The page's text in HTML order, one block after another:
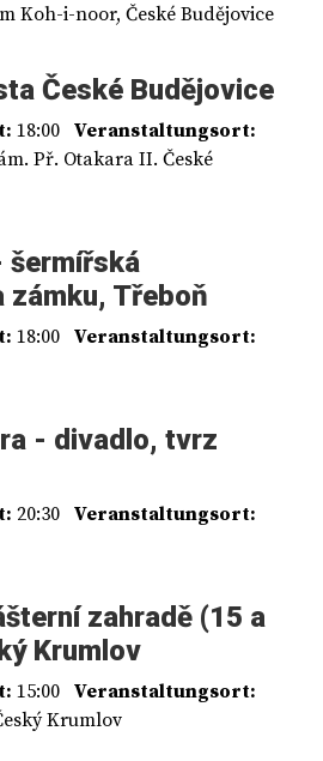
Koh-i-noor, České Budějovice
České Budějovice
18:00 Veranstaltungsort:
Př. Otakara II. České
šermířská
zámku, Třeboň
18:00 Veranstaltungsort:
- divadlo, tvrz
20:30 Veranstaltungsort:
zahradě (15 a
Krumlov
15:00 Veranstaltungsort:
Krumlov